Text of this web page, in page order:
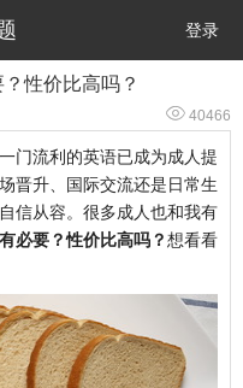
登录
性价比高吗？
 40466
门流利的英语已成为成人提
晋升、国际交流还是日常生
信从容。很多成人也和我有
必要？性价比高吗？想看看